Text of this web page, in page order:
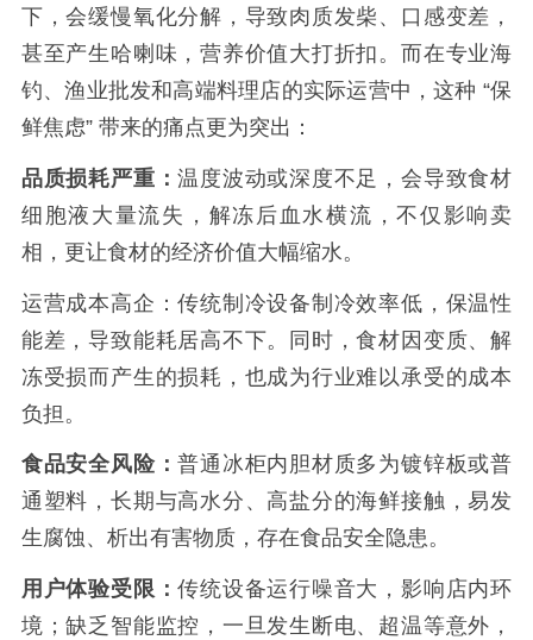
下，会缓慢氧化分解，导致肉质发柴、口感变差，
甚至产生哈喇味，营养价值大打折扣。而在专业海
钓、渔业批发和高端料理店的实际运营中，这种 “保
鲜焦虑” 带来的痛点更为突出：
品质损耗严重：温度波动或深度不足，会导致食材
细胞液大量流失，解冻后血水横流，不仅影响卖
相，更让食材的经济价值大幅缩水。
运营成本高企：传统制冷设备制冷效率低，保温性
能差，导致能耗居高不下。同时，食材因变质、解
冻受损而产生的损耗，也成为行业难以承受的成本
负担。
食品安全风险：普通冰柜内胆材质多为镀锌板或普
通塑料，长期与高水分、高盐分的海鲜接触，易发
生腐蚀、析出有害物质，存在食品安全隐患。
用户体验受限：传统设备运行噪音大，影响店内环
境；缺乏智能监控，一旦发生断电、超温等意外，